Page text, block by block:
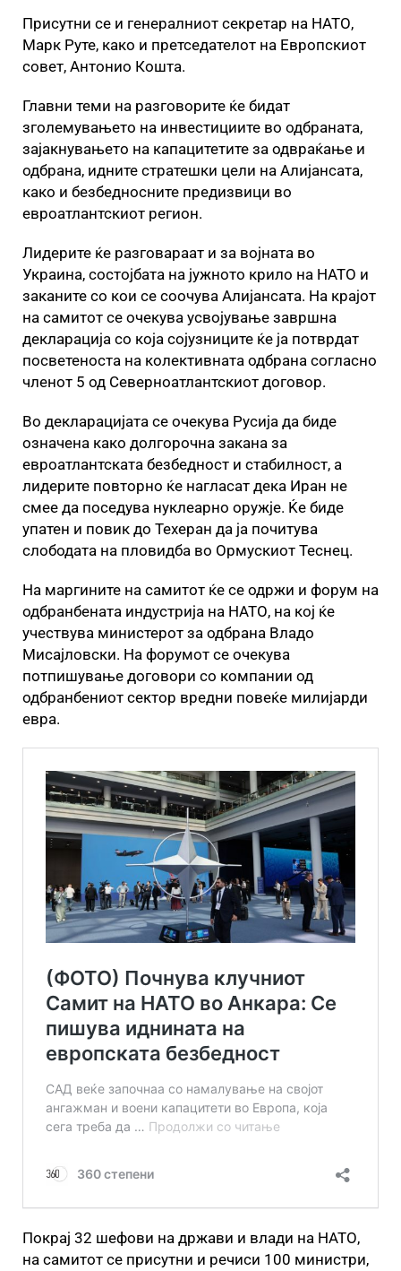
Присутни се и генералниот секретар на НАТО,
Марк Руте, како и претседателот на Европскиот
совет, Антонио Кошта.
Главни теми на разговорите ќе бидат
зголемувањето на инвестициите во одбраната,
зајакнувањето на капацитетите за одвраќање и
одбрана, идните стратешки цели на Алијансата,
како и безбедносните предизвици во
евроатлантскиот регион.
Лидерите ќе разговараат и за војната во
Украина, состојбата на јужното крило на НАТО и
заканите со кои се соочува Алијансата. На крајот
на самитот се очекува усвојување завршна
декларација со која сојузниците ќе ја потврдат
посветеноста на колективната одбрана согласно
членот 5 од Северноатлантскиот договор.
Во декларацијата се очекува Русија да биде
означена како долгорочна закана за
евроатлантската безбедност и стабилност, а
лидерите повторно ќе нагласат дека Иран не
смее да поседува нуклеарно оружје. Ќе биде
упатен и повик до Техеран да ја почитува
слободата на пловидба во Ормускиот Теснец.
На маргините на самитот ќе се одржи и форум на
одбранбената индустрија на НАТО, на кој ќе
учествува министерот за одбрана Владо
Мисајловски. На форумот се очекува
потпишување договори со компании од
одбранбениот сектор вредни повеќе милијарди
евра.
Покрај 32 шефови на држави и влади на НАТО,
на самитот се присутни и речиси 100 министри,